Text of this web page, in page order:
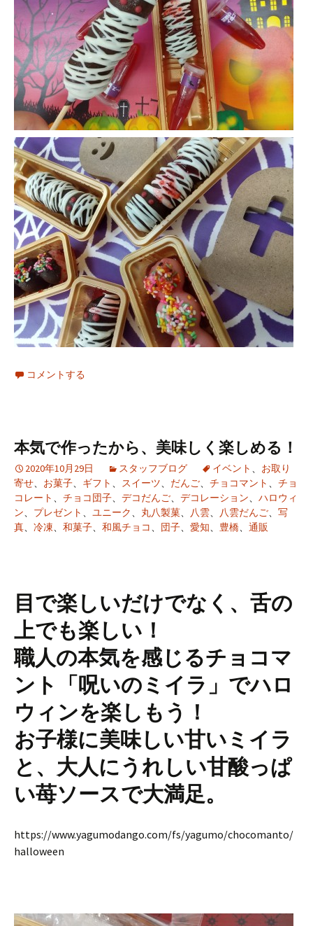
コメントする
本気で作ったから、美味しく楽しめる！
2020年10月29日 スタッフブログ イベント 、 お取り
寄せ、 お菓子、 ギフト 、 スイーツ、 だんご、 チョコマント 、 チョ
コレート 、 チョコ団子、 デコだんご、 デコレーション、 ハロウィ
ン、 プレゼント 、 ユニーク、 丸八製菓、 八雲、 八雲だんご、 写
真、 冷凍、 和菓子、 和風チョコ、 団子、 愛知、 豊橋、 通販
目で楽しいだけでなく、舌の
上でも楽しい！
職人の本気を感じるチョコマ
ント「呪いのミイラ」でハロ
ウィンを楽しもう！
お子様に美味しい甘いミイラ
と、大人にうれしい甘酸っぱ
い苺ソースで大満足。
https://www.yagumodango.com/fs/yagumo/chocomanto/
halloween